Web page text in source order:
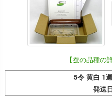
【蚕の品種の
5令 黄白 1
発送